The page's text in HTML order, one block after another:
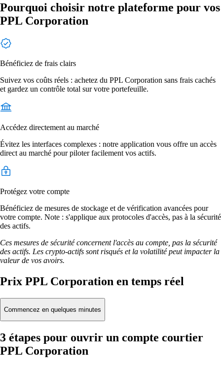
Pourquoi choisir notre plateforme pour vos
PPL Corporation
Bénéficiez de frais clairs
Suivez vos coûts réels : achetez du PPL Corporation sans frais cachés
et gardez un contrôle total sur votre portefeuille.
Accédez directement au marché
Évitez les interfaces complexes : notre application vous offre un accès
direct au marché pour piloter facilement vos actifs.
Protégez votre compte
Bénéficiez de mesures de stockage et de vérification avancées pour
votre compte. Note : s'applique aux protocoles d'accès, pas à la sécurité
des actifs.
Ces mesures de sécurité concernent l'accès au compte, pas la sécurité
des actifs. Les crypto-actifs sont risqués et la volatilité peut impacter la
valeur de vos avoirs.
Prix PPL Corporation en temps réel
Commencez en quelques minutes
3 étapes pour ouvrir un compte courtier
PPL Corporation